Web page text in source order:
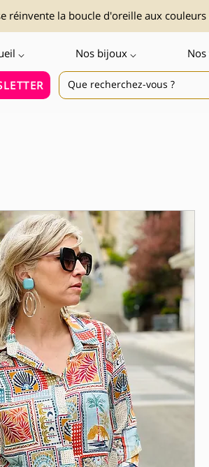
réinvente la boucle d'oreille aux
⌵ Nos bijoux ⌵